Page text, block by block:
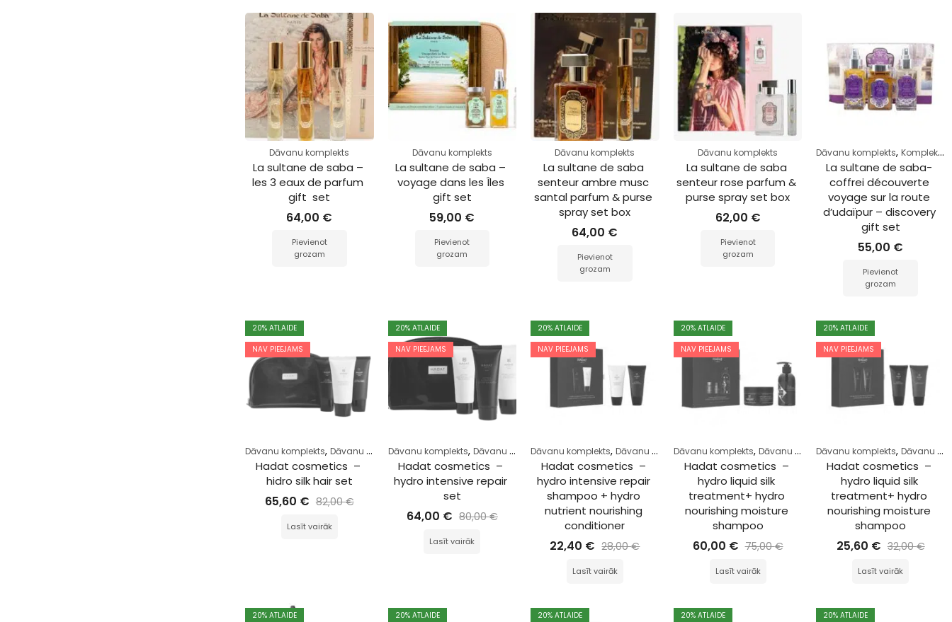
Dāvanu komplekts
La sultane de saba –
les 3 eaux de parfum
gift  set
64,00 €
Pievienot
grozam
Dāvanu komplekts
La sultane de saba –
voyage dans les Îles
gift set
59,00 €
Pievienot
grozam
Dāvanu komplekts
La sultane de saba
senteur ambre musc
santal parfum & purse
spray set box
64,00 €
Pievienot
grozam
Dāvanu komplekts
La sultane de saba
senteur rose parfum &
purse spray set box
62,00 €
Pievienot
grozam
Dāvanu komplekts,Komplekts
La sultane de saba-
coffrei découverte
voyage sur la route
d’udaïpur – discovery
gift set
55,00 €
Pievienot
grozam
20% ATLAIDE
NAV PIEEJAMS
Dāvanu komplekts, Dāvanu komplekts ,Komplekts,Matiem
Hadat cosmetics  –
hidro silk hair set
65,60 € 82,00€
Lasīt vairāk
20% ATLAIDE
NAV PIEEJAMS
Dāvanu komplekts, Dāvanu komplekts ,Komplekts,Matiem
Hadat cosmetics  –
hydro intensive repair
set
64,00 € 80,00€
Lasīt vairāk
20% ATLAIDE
NAV PIEEJAMS
Dāvanu komplekts,Dāvanu komplekts ,Komplekts,Matiem
Hadat cosmetics  –
hydro intensive repair
shampoo + hydro
nutrient nourishing
conditioner
22,40 € 28,00€
Lasīt vairāk
20% ATLAIDE
NAV PIEEJAMS
Dāvanu komplekts, Dāvanu komplekts ,Komplekts,Matiem
Hadat cosmetics  –
hydro liquid silk
treatment+ hydro
nourishing moisture
shampoo
60,00 € 75,00€
Lasīt vairāk
20% ATLAIDE
NAV PIEEJAMS
Dāvanu komplekts,Dāvanu komplekts
Hadat cosmetics  –
hydro liquid silk
treatment+ hydro
nourishing moisture
shampoo
25,60 € 32,00€
Lasīt vairāk
20% ATLAIDE
20% ATLAIDE
20% ATLAIDE
20% ATLAIDE
20% ATLAIDE